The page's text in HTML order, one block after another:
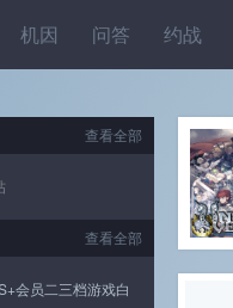
机因 问答 约战
查看全部
查看全部
会员二三档游戏白